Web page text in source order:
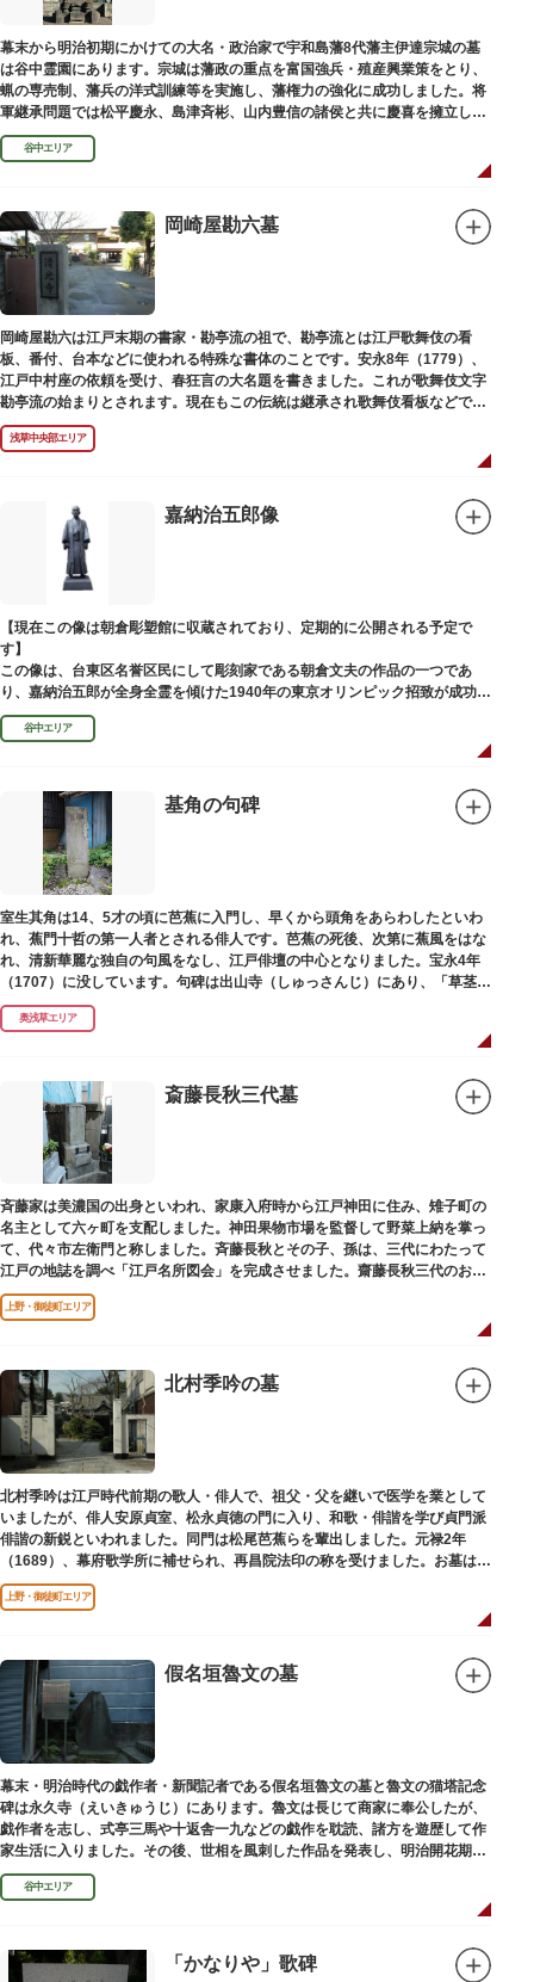
幕末から明治初期にかけての大名・政治家で宇和島藩8代藩主伊達宗城の墓
は谷中霊園にあります。宗城は藩政の重点を富国強兵・殖産興業策をとり、
蝋の専売制、藩兵の洋式訓練等を実施し、藩権力の強化に成功しました。将
軍継承問題では松平慶永、島津斉彬、山内豊信の諸侯と共に慶喜を擁立し
（幕末の四賢候といわれます）幕政改革を志す一橋派の有力メンバーとなっ
て活躍しました。
谷中エリア
岡崎屋勘六墓
岡崎屋勘六は江戸末期の書家・勘亭流の祖で、勘亭流とは江戸歌舞伎の看
板、番付、台本などに使われる特殊な書体のことです。安永8年（1779）、
江戸中村座の依頼を受け、春狂言の大名題を書きました。これが歌舞伎文字
勘亭流の始まりとされます。現在もこの伝統は継承され歌舞伎看板などで使
われています。 お墓は清光寺（せいこうじ）境内にあります。
浅草中央部エリア
嘉納治五郎像
【現在この像は朝倉彫塑館に収蔵されており、定期的に公開される予定で
す】
この像は、台東区名誉区民にして彫刻家である朝倉文夫の作品の一つであ
り、嘉納治五郎が全身全霊を傾けた1940年の東京オリンピック招致が成功
（のちに返上）した、1936年に制作されました。
朝倉文夫は、1907～1910年ころに嘉納と知り合ったと推察されます。その
後も縁があり、嘉納の人柄や骨格などを熟知していた朝倉は、嘉納の海外出
ポーズは、嘉納の柔道家としての「不動の姿勢」を意識したと思われます。
谷中エリア
基角の句碑
室生其角は14、5才の頃に芭蕉に入門し、早くから頭角をあらわしたといわ
れ、蕉門十哲の第一人者とされる俳人です。芭蕉の死後、次第に蕉風をはな
れ、清新華麗な独自の句風をなし、江戸俳壇の中心となりました。宝永4年
（1707）に没しています。句碑は出山寺（しゅっさんじ）にあり、「草茎を
つつむ葉もなき 雲間哉」と刻まれています。
奥浅草エリア
斎藤長秋三代墓
斉藤家は美濃国の出身といわれ、家康入府時から江戸神田に住み、雉子町の
名主として六ヶ町を支配しました。神田果物市場を監督して野菜上納を掌っ
て、代々市左衛門と称しました。斉藤長秋とその子、孫は、三代にわたって
江戸の地誌を調べ「江戸名所図会」を完成させました。齋藤長秋三代のお墓
は法善寺（ほうぜんじ）にあります。
上野・御徒町エリア
北村季吟の墓
北村季吟は江戸時代前期の歌人・俳人で、祖父・父を継いで医学を業として
いましたが、俳人安原貞室、松永貞徳の門に入り、和歌・俳諧を学び貞門派
俳諧の新鋭といわれました。同門は松尾芭蕉らを輩出しました。元禄2年
（1689）、幕府歌学所に補せられ、再昌院法印の称を受けました。お墓は正
慶寺（しょうけいじ）にあります。
上野・御徒町エリア
假名垣魯文の墓
幕末・明治時代の戯作者・新聞記者である假名垣魯文の墓と魯文の猫塔記念
碑は永久寺（えいきゅうじ）にあります。魯文は長じて商家に奉公したが、
戯作者を志し、式亭三馬や十返舎一九などの戯作を耽読、諸方を遊歴して作
家生活に入りました。その後、世相を風刺した作品を発表し、明治開花期の
花形作家となりました。墓石には、聖観音を線刻した板碑がはめ込まれてい
ます。谷中エリア
「かなりや」歌碑